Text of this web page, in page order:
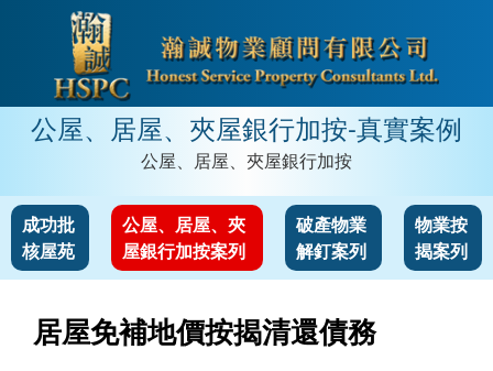
公屋、居屋、夾屋銀行加按-真實案例
公屋、居屋、夾屋銀行加按
成功批
核屋苑
公屋、居屋、夾
屋銀行加按案列
破產物業
解釘案列
物業按
揭案列
居屋免補地價按揭清還債務